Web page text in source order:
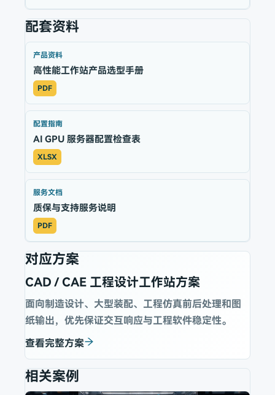
配套资料
产品资料
高性能工作站产品选型手册
PDF
配置指南
AI GPU 服务器配置检查表
XLSX
服务文档
质保与支持服务说明
PDF
对应方案
CAD / CAE 工程设计工作站方案
面向制造设计、大型装配、工程仿真前后处理和图
纸输出，优先保证交互响应与工程软件稳定性。
查看完整方案
相关案例